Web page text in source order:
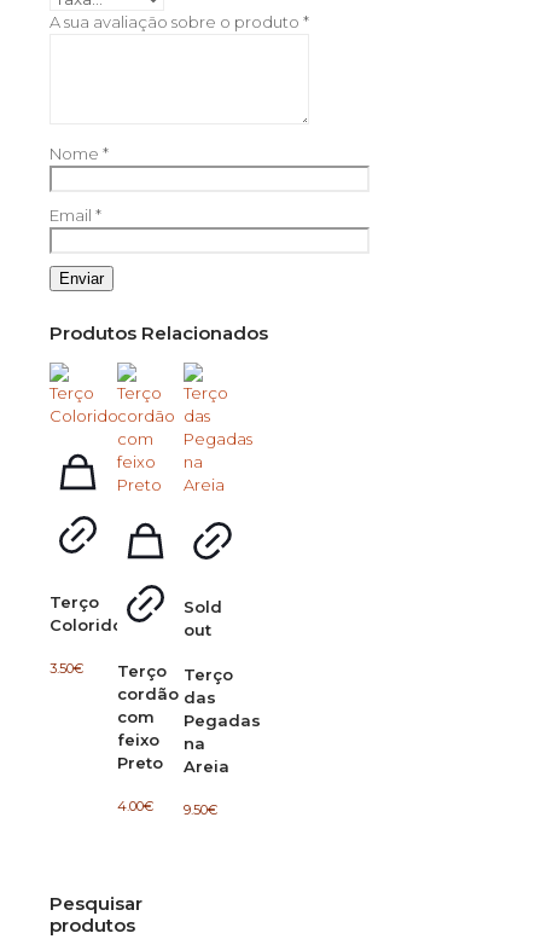
A sua avaliação sobre o produto *
Nome *
Email *
Produtos Relacionados
Terço
Colorido
3.50€
Terço
cordão
com
feixo
Preto
4.00€
Sold
out
Terço
das
Pegadas
na
Areia
9.50€
Pesquisar
produtos